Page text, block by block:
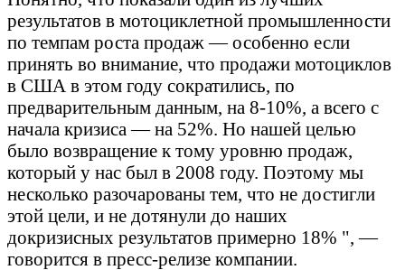
результатов в мотоциклетной промышленности
по темпам роста продаж — особенно если
принять во внимание, что продажи мотоциклов
в США в этом году сократились, по
предварительным данным, на 8-10%, а всего с
начала кризиса — на 52%. Но нашей целью
было возвращение к тому уровню продаж,
который у нас был в 2008 году. Поэтому мы
несколько разочарованы тем, что не достигли
этой цели, и не дотянули до наших
докризисных результатов примерно 18% ", —
говорится в пресс-релизе компании.